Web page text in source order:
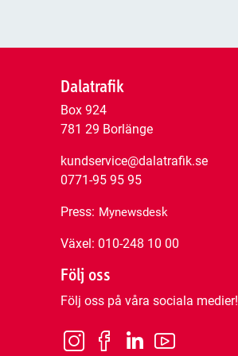
Dalatrafik
Box 924
781 29 Borlänge
kundservice@dalatrafik.se
0771-95 95 95
Press: Mynewsdesk
Växel: 010-248 10 00
Följ oss
Följ oss på våra sociala medier!